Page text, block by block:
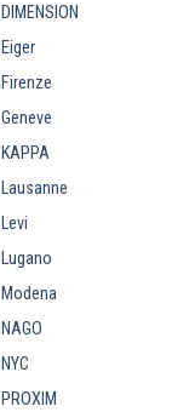
DIMENSION
Eiger
Firenze
Geneve
KAPPA
Lausanne
Levi
Lugano
Modena
NAGO
NYC
PROXIM